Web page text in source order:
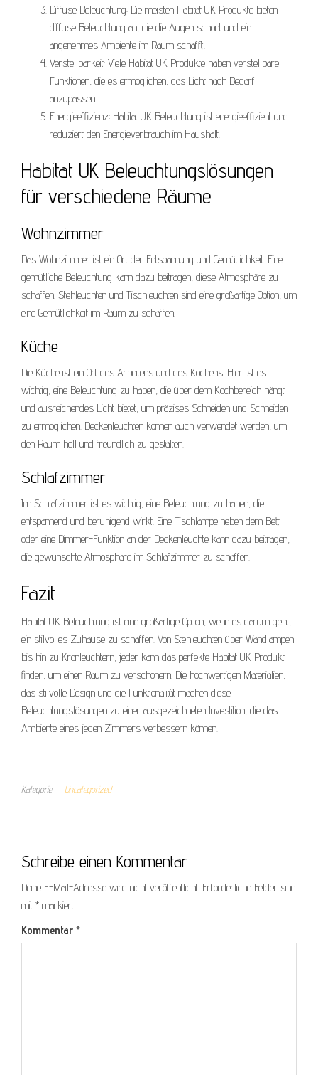
Diffuse Beleuchtung: Die meisten Habitat UK Produkte bieten
diffuse Beleuchtung an, die die Augen schont und ein
angenehmes Ambiente im Raum schafft.
Verstellbarkeit: Viele Habitat UK Produkte haben verstellbare
Funktionen, die es ermöglichen, das Licht nach Bedarf
anzupassen.
Energieeffizienz: Habitat UK Beleuchtung ist energieeffizient und
reduziert den Energieverbrauch im Haushalt.
Habitat UK Beleuchtungslösungen
für verschiedene Räume
Wohnzimmer
Das Wohnzimmer ist ein Ort der Entspannung und Gemütlichkeit. Eine
gemütliche Beleuchtung kann dazu beitragen, diese Atmosphäre zu
schaffen. Stehleuchten und Tischleuchten sind eine großartige Option, um
eine Gemütlichkeit im Raum zu schaffen.
Küche
Die Küche ist ein Ort des Arbeitens und des Kochens. Hier ist es
wichtig, eine Beleuchtung zu haben, die über dem Kochbereich hängt
und ausreichendes Licht bietet, um präzises Schneiden und Schneiden
zu ermöglichen. Deckenleuchten können auch verwendet werden, um
den Raum hell und freundlich zu gestalten.
Schlafzimmer
Im Schlafzimmer ist es wichtig, eine Beleuchtung zu haben, die
entspannend und beruhigend wirkt. Eine Tischlampe neben dem Bett
oder eine Dimmer-Funktion an der Deckenleuchte kann dazu beitragen,
die gewünschte Atmosphäre im Schlafzimmer zu schaffen.
Fazit
Habitat UK Beleuchtung ist eine großartige Option, wenn es darum geht,
ein stilvolles Zuhause zu schaffen. Von Stehleuchten über Wandlampen
bis hin zu Kronleuchtern, jeder kann das perfekte Habitat UK Produkt
finden, um einen Raum zu verschönern. Die hochwertigen Materialien,
das stilvolle Design und die Funktionalität machen diese
Beleuchtungslösungen zu einer ausgezeichneten Investition, die das
Ambiente eines jeden Zimmers verbessern können.
Kategorie Uncategorized
Schreibe einen Kommentar
Deine E-Mail-Adresse wird nicht veröffentlicht. Erforderliche Felder sind
mit * markiert
Kommentar *